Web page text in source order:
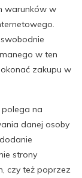
warunków w
w ten
zakupu w
na
danej osoby
strony
czy też poprzez